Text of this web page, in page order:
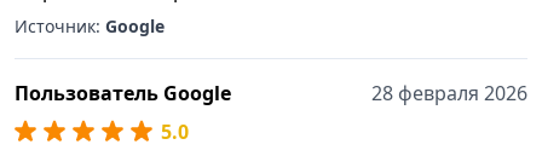
Источник: Google
Пользователь Google
28 февраля 2026
5.0